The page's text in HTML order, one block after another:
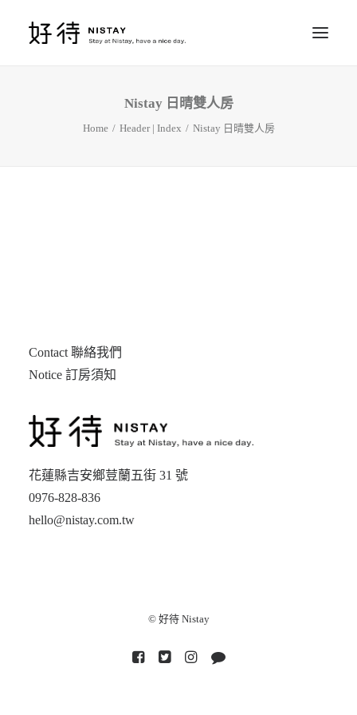
RESERVE 訂房
Nistay 日晴雙人房
Home Header | Index Nistay 日晴雙人房
Contact 聯絡我們
Notice 訂房須知
花蓮縣吉安鄉荳蘭五街 31 號
0976-828-836
hello@nistay.com.tw
© 好待 Nistay